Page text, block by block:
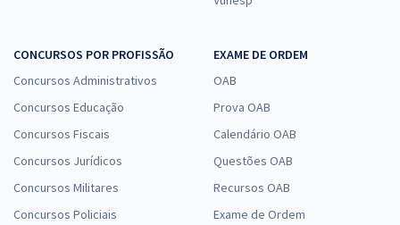
CONCURSOS POR PROFISSÃO
Concursos Administrativos
Concursos Educação
Concursos Fiscais
Concursos Jurídicos
Concursos Militares
Concursos Policiais
EXAME DE ORDEM
OAB
Prova OAB
Calendário OAB
Questões OAB
Recursos OAB
Exame de Ordem